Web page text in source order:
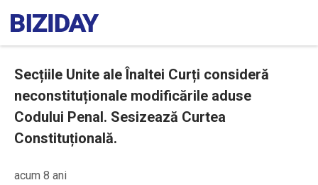
Secțiile Unite ale Înaltei Curți consideră
neconstituționale modificările aduse
Codului Penal. Sesizează Curtea
Constituțională.
acum 8 ani